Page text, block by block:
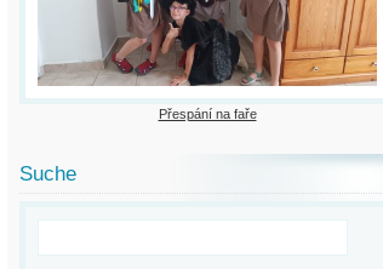
Přespání na faře
Suche